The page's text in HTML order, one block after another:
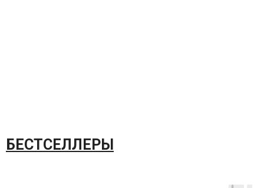
БЕСТСЕЛЛЕРЫ